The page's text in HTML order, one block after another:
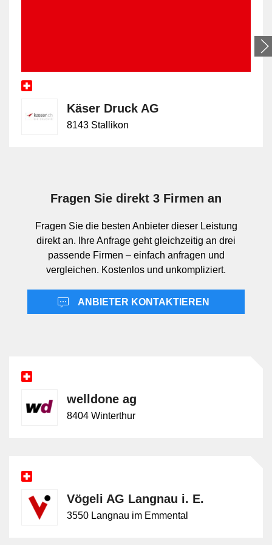
Die Leistung "bis A4 Vorlage" ist auf Standardformate
ausgelegt und unterscheidet sich damit klar von
Scanservices für bis A3 oder bis A2. Diese grösseren
zum klassischen A4-Dokumentenscan.
Käser Druck AG
8143 Stallikon
Fragen Sie direkt 3 Firmen an
Fragen Sie die besten Anbieter dieser Leistung
direkt an. Ihre Anfrage geht gleichzeitig an drei
passende Firmen – einfach anfragen und
vergleichen. Kostenlos und unkompliziert.
ANBIETER KONTAKTIEREN
welldone ag
8404 Winterthur
Vögeli AG Langnau i. E.
3550 Langnau im Emmental